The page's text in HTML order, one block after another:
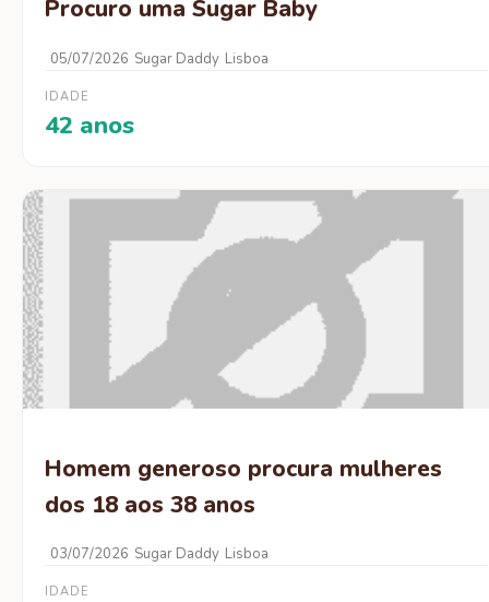
Procuro uma Sugar Baby
05/07/2026 Sugar Daddy Lisboa
IDADE
42 anos
Homem generoso procura mulheres
dos 18 aos 38 anos
03/07/2026 Sugar Daddy Lisboa
IDADE